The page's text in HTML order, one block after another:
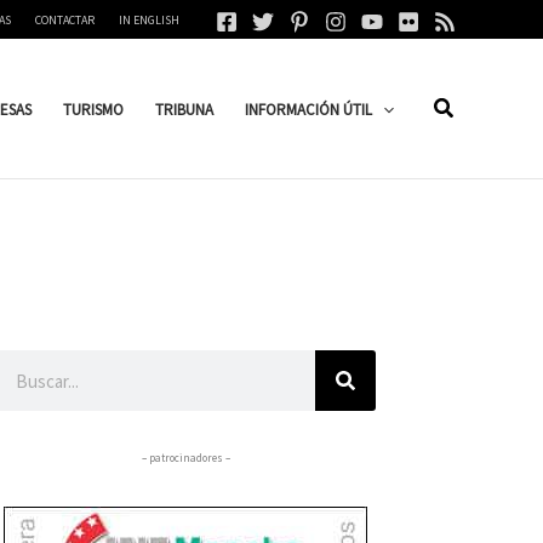
CONTACTAR IN ENGLISH
TURISMO TRIBUNA INFORMACIÓN ÚTIL
– patrocinadores –